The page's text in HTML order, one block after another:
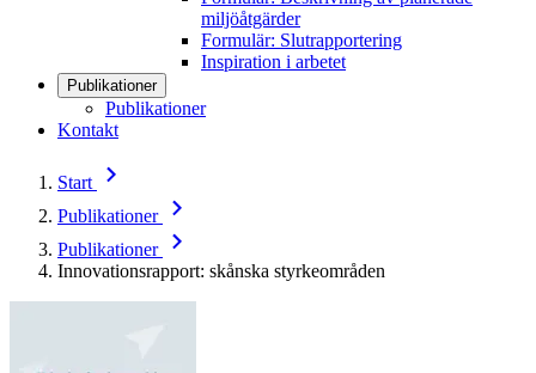
miljöåtgärder
Formulär: Slutrapportering
Inspiration i arbetet
Publikationer
Publikationer
Kontakt
Start
Publikationer
Publikationer
Innovationsrapport: skånska styrkeområden